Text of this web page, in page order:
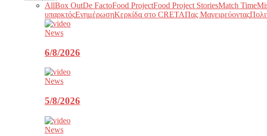
AllBox OutDe FactoFood ProjectFood Project StoriesMatch Time
υπαρκτόςΕνημέρωσηΚερκίδα στο CRETAΠας Μαγειρεύοντας
News
6/8/2026
News
5/8/2026
News